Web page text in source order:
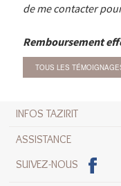
de me contacter
Remboursement
TOUS LES
INFOS TAZIRIT
ASSISTANCE
SUIVEZ-NOUS